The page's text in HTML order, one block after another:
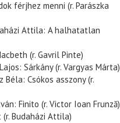
férjhez menni (r. Parászka
Attila: A halhatatlan
(r. Gavril Pinte)
Sárkány (r. Vargyas Márta)
Csókos asszony (r.
Finito (r. Victor Ioan Frunză)
Budaházi Attila)